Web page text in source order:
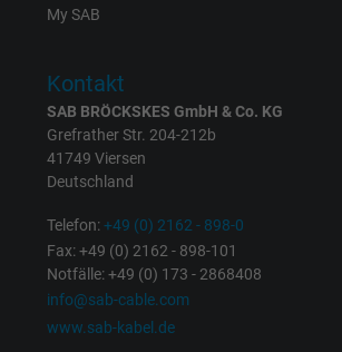
Laufzeit
Zweck
zu registrieren und zu
Name
Anbieter Google LLC
Laufzeit 15 Minuten
My SAB
Kontakt
SAB BRÖCKSKES GmbH & Co. KG
Grefrather Str. 204-212b
41749 Viersen
Deutschland
Telefon:+49 (0) 2162 - 898-0
Fax: +49 (0) 2162 - 898-101
Notfälle: +49 (0) 173 - 2868408
info@sab-cable.com
www.sab-kabel.de